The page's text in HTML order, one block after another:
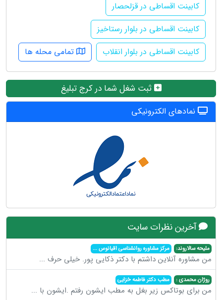
کابینت اقساطی در قزلحصار
کابینت اقساطی در بلوار رستاخیز
کابینت اقساطی در بلوار انقلاب
تمامی محله ها
ثبت شغل شما در کرج تبلیغ
نمادهای الکترونیکی
آخرین نظرات سایت
ملیحه سالاروند: مرکز مشاوره روانشناسی اقیانوس...
من مشاوره آنلاین داشتم با دکتر ذکایی پور. خیلی حرف ...
روژان محمدی : مطب دکتر فاطمه خزایی
من برای بوتاکس زیر بغل به مطب ایشون رفتم .ایشون با ...